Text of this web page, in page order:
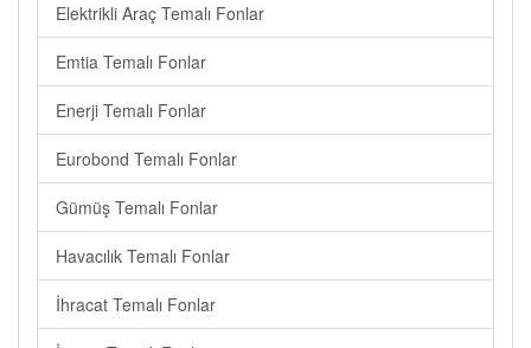
Elektrikli Araç Temalı Fonlar
Emtia Temalı Fonlar
Enerji Temalı Fonlar
Eurobond Temalı Fonlar
Gümüş Temalı Fonlar
Havacılık Temalı Fonlar
İhracat Temalı Fonlar